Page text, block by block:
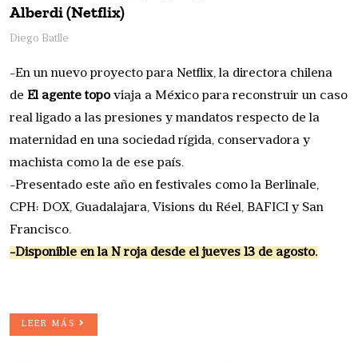
Alberdi (Netflix)
Diego Batlle
-En un nuevo proyecto para Netflix, la directora chilena
de El agente topoviaja a México para reconstruir un caso
real ligado a las presiones y mandatos respecto de la
maternidad en una sociedad rígida, conservadora y
machista como la de ese país.
-Presentado este año en festivales como la Berlinale,
CPH: DOX, Guadalajara, Visions du Réel, BAFICI y San
Francisco.
-Disponible en la N roja desde el jueves 13 de agosto.
LEER MÁS